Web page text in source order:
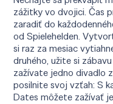
zážitky vo dvojici. Čas
zaradiť do
od Spielehelden.
si raz za mesiac
druhého, užite si
zažívate jedno divadlo
posilnite svoj vzťah: S
Dates môžete zažívať